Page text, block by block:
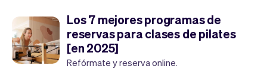
Los 7 mejores programas de
reservas para clases de pilates
[en 2025]
Refórmate y reserva online.